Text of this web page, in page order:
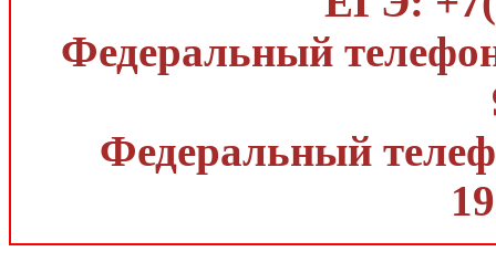
Федеральный
Федеральный